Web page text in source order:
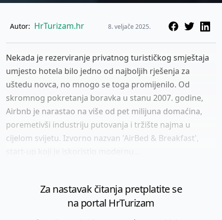
Autor: HrTurizam.hr 8. veljače 2025.
Nekada je rezerviranje privatnog turističkog smještaja
umjesto hotela bilo jedno od najboljih rješenja za
uštedu novca, no mnogo se toga promijenilo. Od
skromnog pokretanja boravka u stanu 2007. godine,
Airbnb je narastao na više od pet milijuna domaćina,
poremetivši industriju putovanja i tržište najma u
cijelom svijetu. Izvorno nazvan 'AirBed & Breakfast',
Za nastavak čitanja pretplatite se
na portal HrTurizam